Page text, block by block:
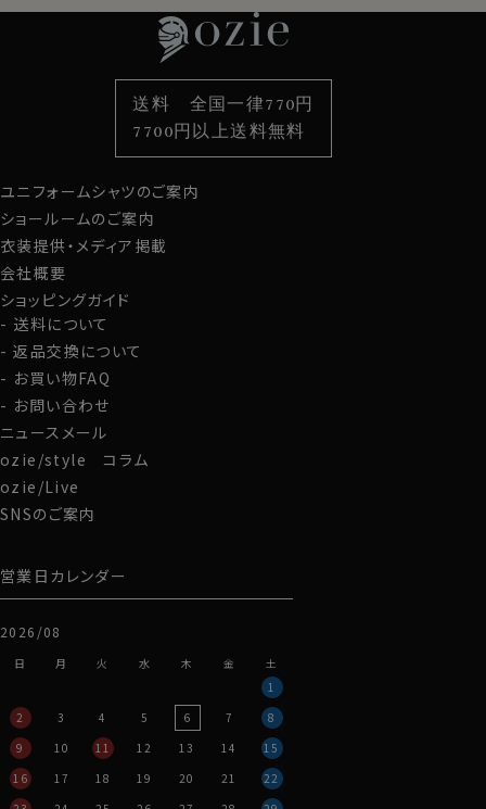
袖・カフス型から選ぶ
色から選ぶ
柄から選ぶ
スタイルから選ぶ
カジュアルシャツ
定番シャツ
カフスボタン
サスペンダー
財布・名刺入れ
バッグ
ストール・マフラー
グローブ
ユニフォームシャツのご案内
ショールームのご案内
衣装提供・メディア掲載
会社概要
ショッピングガイド
送料について
返品交換について
お買い物FAQ
お問い合わせ
ニュースメール
ozie/style コラム
ozie/Live
SNSのご案内
営業日カレンダー
2026/08
日 月 火 水 木 金
土
1
2
3 4 5 6 7
8
9
10 11 12 13 14
15
16
17 18 19 20 21
22
送料 全国一律770円
7700円以上送料無料